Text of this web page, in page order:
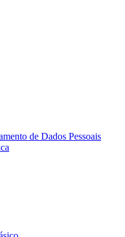
de Dados Pessoais